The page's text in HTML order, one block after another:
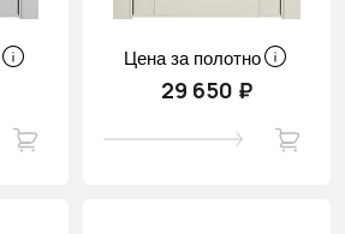
Цена за полотно
29 650 ₽